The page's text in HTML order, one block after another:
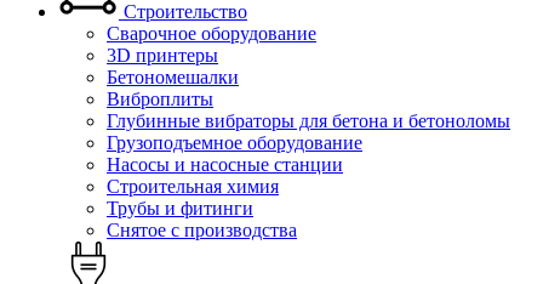
Строительство
Сварочное оборудование
3D принтеры
Бетономешалки
Виброплиты
Глубинные вибраторы для бетона и бетоноломы
Грузоподъемное оборудование
Насосы и насосные станции
Строительная химия
Трубы и фитинги
Снятое с производства